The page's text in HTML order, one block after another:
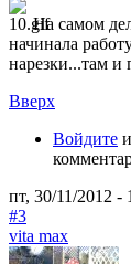
На самом
начинала
нарезки...там и
Вверх
Войдите
пт, 30/11/2012 -
#3
vita max